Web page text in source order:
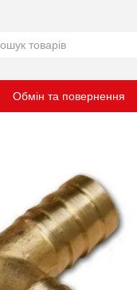
Обмін та повернення